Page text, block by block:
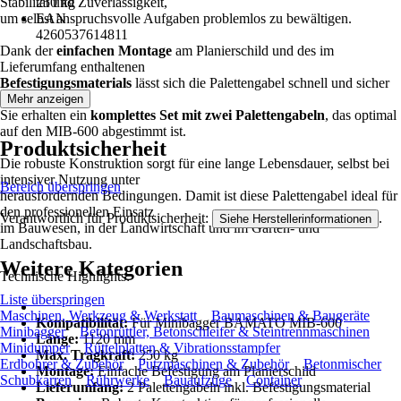
EAN
4260537614811
um selbst anspruchsvolle Aufgaben problemlos zu bewältigen.
Dank dereinfachen Montage am Planierschild und des im
Lieferumfang enthaltenen
Befestigungsmaterials lässt sich die Palettengabel schnell und sicher
anbringen.
Sie erhalten ein komplettes Set mit zwei Palettengabeln, das optimal
auf den MIB-600 abgestimmt ist.
Die robuste Konstruktion sorgt für eine lange Lebensdauer, selbst bei
intensiver Nutzung unter
herausfordernden Bedingungen. Damit ist diese Palettengabel ideal für
den professionellen Einsatz
im Bauwesen, in der Landwirtschaft und im Garten- und
Landschaftsbau.
Technische Highlights:
Kompatibilität:Für Minibagger BAMATO MIB-600
Länge:1120 mm
Max. Tragkraft:250 kg
Montage:Einfache Befestigung am Planierschild
Lieferumfang:2 Palettengabeln inkl. Befestigungsmaterial
Mehr anzeigen
Produktsicherheit
Bereich überspringen
Verantwortlich für Produktsicherheit: Siehe Herstellerinformationen .
Weitere Kategorien
Liste überspringen
Maschinen, Werkzeug & Werkstatt
Baumaschinen & Baugeräte
Minibagger
Betonrüttler, Betonschleifer & Steintrennmaschinen
Minidumper
Rüttelplatten & Vibrationsstampfer
Erdbohrer & Zubehör
Putzmaschinen & Zubehör
Betonmischer
Schubkarren
Rührwerke Bauaufzüge Container